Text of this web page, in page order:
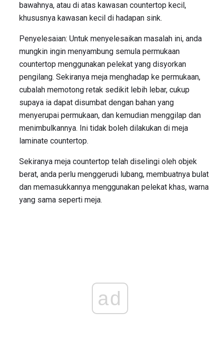
bawahnya, atau di atas kawasan countertop kecil,
khususnya kawasan kecil di hadapan sink.
Penyelesaian: Untuk menyelesaikan masalah ini, anda
mungkin ingin menyambung semula permukaan
countertop menggunakan pelekat yang disyorkan
pengilang. Sekiranya meja menghadap ke permukaan,
cubalah memotong retak sedikit lebih lebar, cukup
supaya ia dapat disumbat dengan bahan yang
menyerupai permukaan, dan kemudian menggilap dan
menimbulkannya. Ini tidak boleh dilakukan di meja
laminate countertop.
Sekiranya meja countertop telah diselingi oleh objek
berat, anda perlu menggerudi lubang, membuatnya bulat
dan memasukkannya menggunakan pelekat khas, warna
yang sama seperti meja.
ad